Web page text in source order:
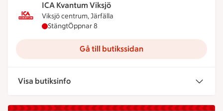
ICA Kvantum Viksjö
Viksjö centrum, Järfälla
ICA Kvantum Viksjö har stängt, öppnar klockan 8
StängtÖppnar 8
Gå till butikssidan
Visa butiksinfo